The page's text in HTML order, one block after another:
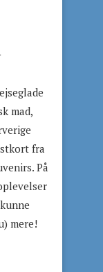
mad,
fra
På
mere!